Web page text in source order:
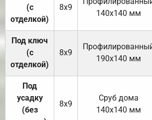
(с
отделкой)
8х9
140х140 мм
Под ключ
(с
отделкой)
8х9
190х140 мм
Под
усадку
(без
8х9
Cруб дома
140х140 мм